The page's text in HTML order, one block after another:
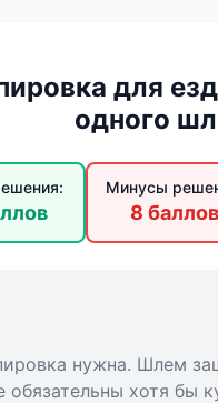
для
одного
Минусы
8 баллов
нужна. Шлем
обязательны хотя бы